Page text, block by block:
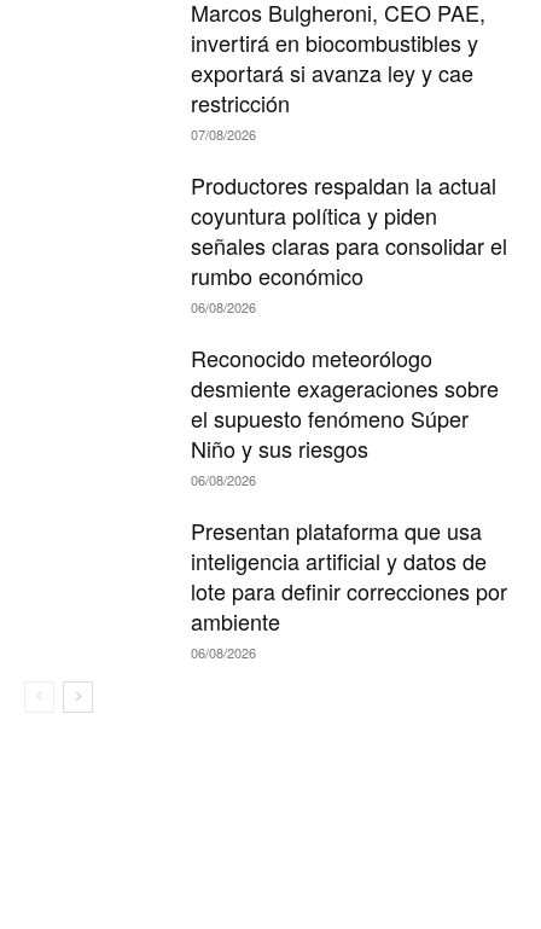
Marcos Bulgheroni, CEO PAE,
invertirá en biocombustibles y
exportará si avanza ley y cae
restricción
07/08/2026
Productores respaldan la actual
coyuntura política y piden
señales claras para consolidar el
rumbo económico
06/08/2026
Reconocido meteorólogo
desmiente exageraciones sobre
el supuesto fenómeno Súper
Niño y sus riesgos
06/08/2026
Presentan plataforma que usa
inteligencia artificial y datos de
lote para definir correcciones por
ambiente
06/08/2026